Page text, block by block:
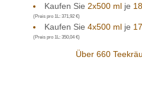
Kaufen Sie 2x500 ml je
(Preis pro 1L: 371,92 €)
Kaufen Sie 4x500 ml je
(Preis pro 1L: 350,04 €)
Über 660